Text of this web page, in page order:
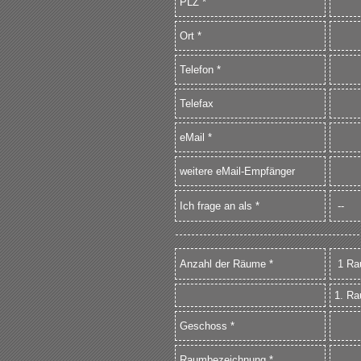
Ort *
Telefon *
Telefax
eMail *
weitere eMail-Empfänger
Ich frage an als *
Anzahl der Räume *
1.
Geschoss *